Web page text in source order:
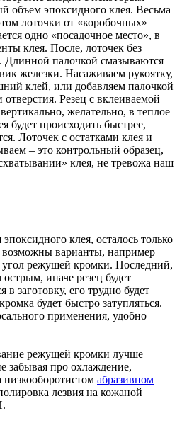
объем эпоксидного клея. Весьма
лоточки от «коробочных»
одно «посадочное место», в
клея. После, лоточек без
Длинной палочкой смазываются
железки. Насаживаем рукоятку,
клей, или добавляем палочкой
Резец с вклеиваемой
желательно, в теплое
будет происходить быстрее,
Лоточек с остатками клея и
– это контрольный образец,
клея, не тревожа наш
клея, осталось только
возможны варианты, например
режущей кромки. Последний,
иначе резец будет
заготовку, его трудно будет
будет быстро затупляться.
применения, удобно
режущей кромки лучше
забывая про охлаждение,
абразивном
лезвия на кожаной